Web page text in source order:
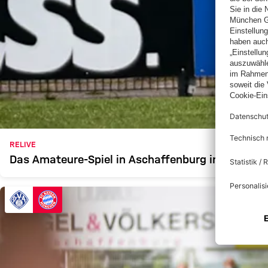
RELIVE
Das Amateure-Spiel in Aschaffenburg in voller